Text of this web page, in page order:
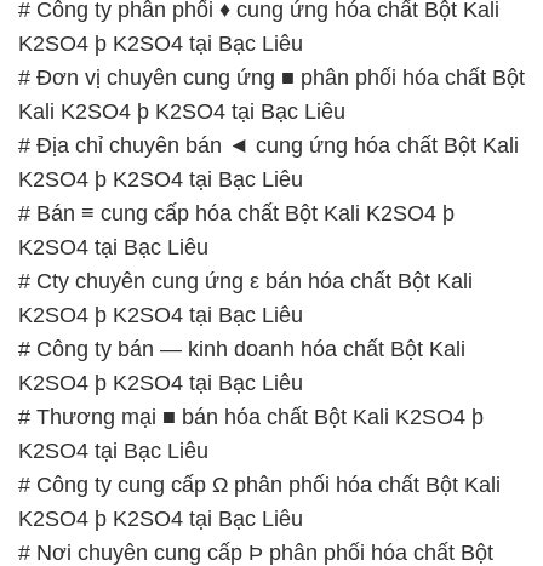
# Công ty phân phối ♦ cung ứng hóa chất Bột Kali
K2SO4 þ K2SO4 tại Bạc Liêu
# Đơn vị chuyên cung ứng ■ phân phối hóa chất Bột
Kali K2SO4 þ K2SO4 tại Bạc Liêu
# Địa chỉ chuyên bán ◄ cung ứng hóa chất Bột Kali
K2SO4 þ K2SO4 tại Bạc Liêu
# Bán ≡ cung cấp hóa chất Bột Kali K2SO4 þ
K2SO4 tại Bạc Liêu
# Cty chuyên cung ứng ε bán hóa chất Bột Kali
K2SO4 þ K2SO4 tại Bạc Liêu
# Công ty bán — kinh doanh hóa chất Bột Kali
K2SO4 þ K2SO4 tại Bạc Liêu
# Thương mại ■ bán hóa chất Bột Kali K2SO4 þ
K2SO4 tại Bạc Liêu
# Công ty cung cấp Ω phân phối hóa chất Bột Kali
K2SO4 þ K2SO4 tại Bạc Liêu
# Nơi chuyên cung cấp Þ phân phối hóa chất Bột